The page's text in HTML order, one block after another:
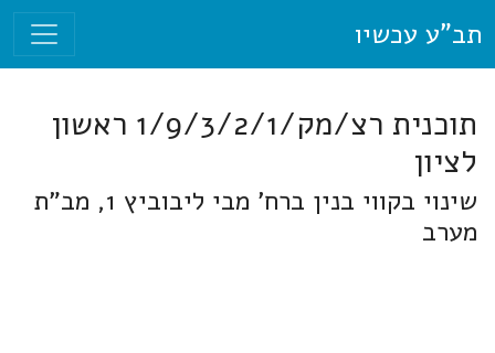
תב"ע עכשיו
תוכנית רצ/מק/1/9/3/2/1 ראשון
לציון
שינוי בקווי בנין ברח' מבי ליבוביץ 1, מב"ת
מערב